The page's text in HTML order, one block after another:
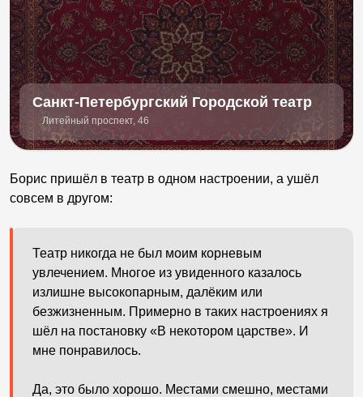
Санкт-Петербургский Городской театр
Литейный проспект, 46
Борис пришёл в театр в одном настроении, а ушёл
совсем в другом:
Театр никогда не был моим корневым
увлечением. Многое из увиденного казалось
излишне высокопарным, далёким или
безжизненным. Примерно в таких настроениях я
шёл на постановку «В некотором царстве». И
мне понравилось.
Да, это было хорошо. Местами смешно, местами